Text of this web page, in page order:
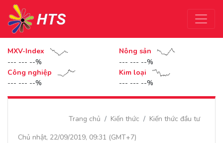
MXV-Index
--- --- --%
Nông sản
--- --- --%
Công nghiệp
--- --- --%
Kim loại
--- --- --%
Trang chủ Kiến thức
Kiến thức đầu tư
Chủ nhật, 22/09/2019, 09:31 (GMT+7)